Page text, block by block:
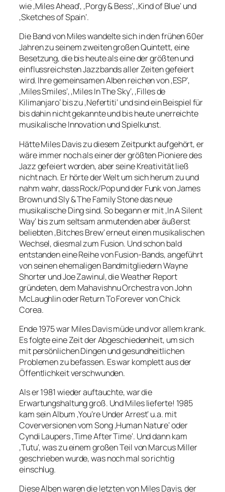
wie ‚Miles Ahead‘, ‚Porgy & Bess‘, ‚Kind of Blue‘ und
‚Sketches of Spain‘.
Die Band von Miles wandelte sich in den frühen 60er
Jahren zu seinem zweiten großen Quintett, eine
Besetzung, die bis heute als eine der größten und
einflussreichsten Jazzbands aller Zeiten gefeiert
wird. Ihre gemeinsamen Alben reichen von ‚ESP‘,
‚Miles Smiles‘, ‚Miles In The Sky‘, ‚Filles de
Kilimanjaro‘ bis zu ‚Nefertiti‘ und sind ein Beispiel für
bis dahin nicht gekannte und bis heute unerreichte
musikalische Innovation und Spielkunst.
Hätte Miles Davis zu diesem Zeitpunkt aufgehört, er
wäre immer noch als einer der größten Pioniere des
Jazz gefeiert worden, aber seine Kreativität ließ
nicht nach. Er hörte der Welt um sich herum zu und
nahm wahr, dass Rock/Pop und der Funk von James
Brown und Sly & The Family Stone das neue
musikalische Ding sind. So begann er mit ‚In A Silent
Way‘ bis zum seltsam anmutenden aber äußerst
beliebten ‚Bitches Brew‘ erneut einen musikalischen
Wechsel, diesmal zum Fusion. Und schon bald
entstanden eine Reihe von Fusion-Bands, angeführt
von seinen ehemaligen Bandmitgliedern Wayne
Shorter und Joe Zawinul, die Weather Report
gründeten, dem Mahavishnu Orchestra von John
McLaughlin oder Return To Forever von Chick
Corea.
Ende 1975 war Miles Davis müde und vor allem krank.
Es folgte eine Zeit der Abgeschiedenheit, um sich
mit persönlichen Dingen und gesundheitlichen
Problemen zu befassen. Es war komplett aus der
Öffentlichkeit verschwunden.
Als er 1981 wieder auftauchte, war die
Erwartungshaltung groß. Und Miles lieferte! 1985
kam sein Album ‚You’re Under Arrest‘ u.a. mit
Coverversionen vom Song ‚Human Nature‘ oder
Cyndi Laupers ‚Time After Time‘. Und dann kam
‚Tutu‘, was zu einem großen Teil von Marcus Miller
geschrieben wurde, was noch mal so richtig
einschlug.
Diese Alben waren die letzten von Miles Davis, der